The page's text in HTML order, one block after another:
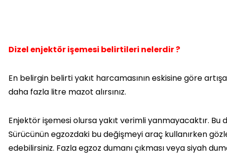
Dizel enjektör işemesi belirtileri nelerdir ?
En belirgin belirti yakıt harcamasının eskisine göre
daha fazla litre mazot alırsınız.
Enjektör işemesi olursa yakıt verimli yanmayacaktır.
Sürücünün egzozdaki bu değişmeyi araç kullanırken
edebilirsiniz. Fazla egzoz dumanı çıkması veya siyah